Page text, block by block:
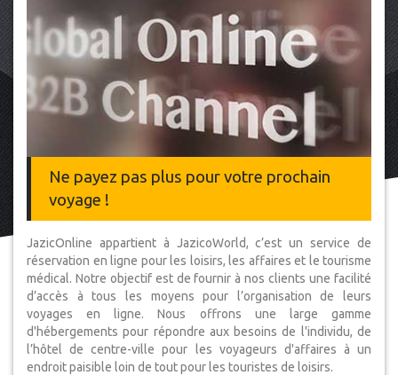
Ne payez pas plus pour votre prochain
voyage !
JazicOnline appartient à JazicoWorld, c’est un service de
réservation en ligne pour les loisirs, les affaires et le tourisme
médical. Notre objectif est de fournir à nos clients une facilité
d’accès à tous les moyens pour l’organisation de leurs
voyages en ligne. Nous offrons une large gamme
d'hébergements pour répondre aux besoins de l'individu, de
l’hôtel de centre-ville pour les voyageurs d'affaires à un
endroit paisible loin de tout pour les touristes de loisirs.